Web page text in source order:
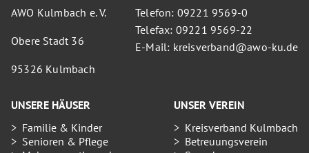
AWO Kulmbach e. V.
Obere Stadt 36
95326 Kulmbach
Telefon: 09221 9569-0
Telefax: 09221 9569-22
E-Mail: kreisverband@awo-ku.de
UNSERE HÄUSER
Familie & Kinder
Senioren & Pflege
UNSER VEREIN
Kreisverband Kulmbach
Betreuungsverein